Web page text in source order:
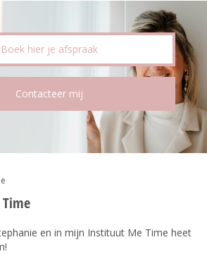
en in mijn Instituut Me Time heet